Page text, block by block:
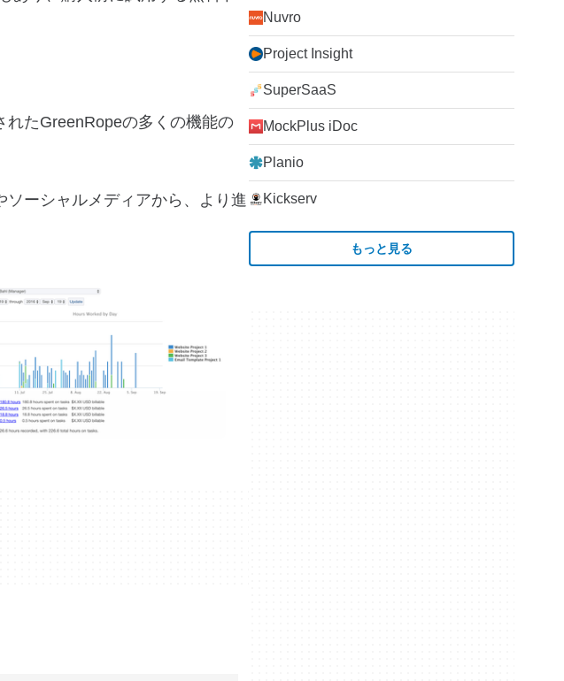
たGreenRopeの多くの機能の
ーシャルメディアから、より進
Nuvro
Project Insight
SuperSaaS
MockPlus iDoc
Planio
Kickserv
もっと見る